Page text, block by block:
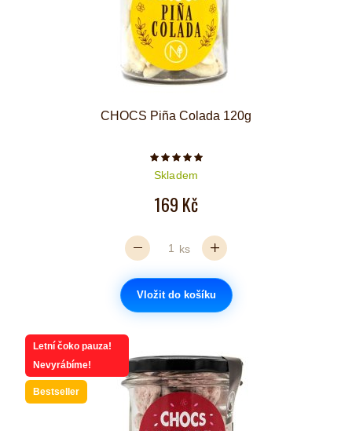
CHOCS Piña Colada 120g
Počet hvězdiček je 5 z 5
Skladem
169 Kč
ks
Vložit do košíku
Letní čoko pauza!
Nevyrábíme!
Bestseller